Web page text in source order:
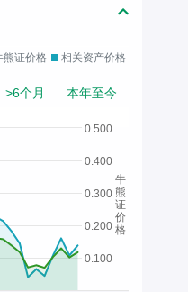
熊证价格 相关资产价格
>6个月 本年至今
0.400
0.100
0.200
0.300
0.500
牛
熊
证
价
格